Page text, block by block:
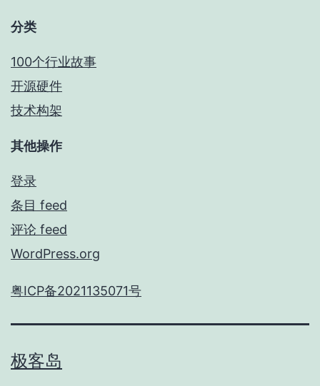
分类
100个行业故事
开源硬件
技术构架
其他操作
登录
条目 feed
评论 feed
WordPress.org
粤ICP备2021135071号
极客岛